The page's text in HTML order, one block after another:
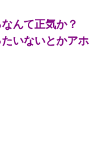
オッサン、強烈だっ
お前も彫れ」 → 結果…
、毛はうっすら生えか
んて正気か？
いないとかアホ